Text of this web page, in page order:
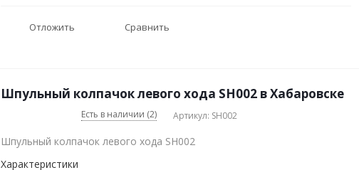
Отложить Сравнить
Шпульный колпачок левого хода SH002 в Хабаровске
Есть в наличии (2) Артикул: SH002
Шпульный колпачок левого хода SH002
Характеристики